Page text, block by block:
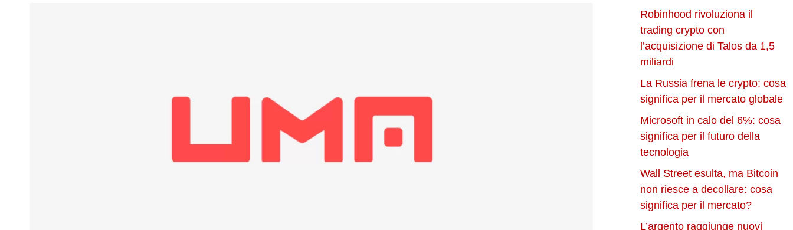
Robinhood rivoluziona il
trading crypto con
l’acquisizione di Talos da 1,5
miliardi
La Russia frena le crypto: cosa
significa per il mercato globale
Microsoft in calo del 6%: cosa
significa per il futuro della
tecnologia
Wall Street esulta, ma Bitcoin
non riesce a decollare: cosa
significa per il mercato?
L’argento raggiunge nuovi